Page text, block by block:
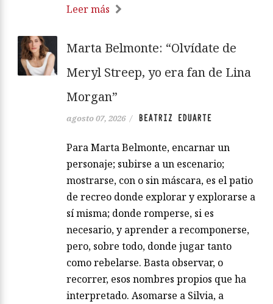
Leer más
Marta Belmonte: “Olvídate de
Meryl Streep, yo era fan de Lina
Morgan”
agosto 07, 2026 / BEATRIZ EDUARTE
Para Marta Belmonte, encarnar un
personaje; subirse a un escenario;
mostrarse, con o sin máscara, es el patio
de recreo donde explorar y explorarse a
sí misma; donde romperse, si es
necesario, y aprender a recomponerse,
pero, sobre todo, donde jugar tanto
como rebelarse. Basta observar, o
recorrer, esos nombres propios que ha
interpretado. Asomarse a Silvia, a